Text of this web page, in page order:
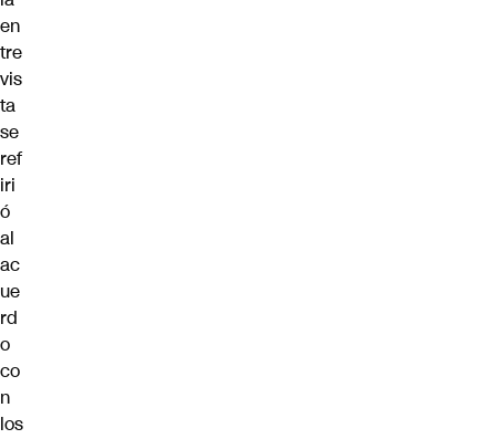
en
tre
vis
ta
se
ref
iri
ó
al
ac
ue
rd
o
co
n
los